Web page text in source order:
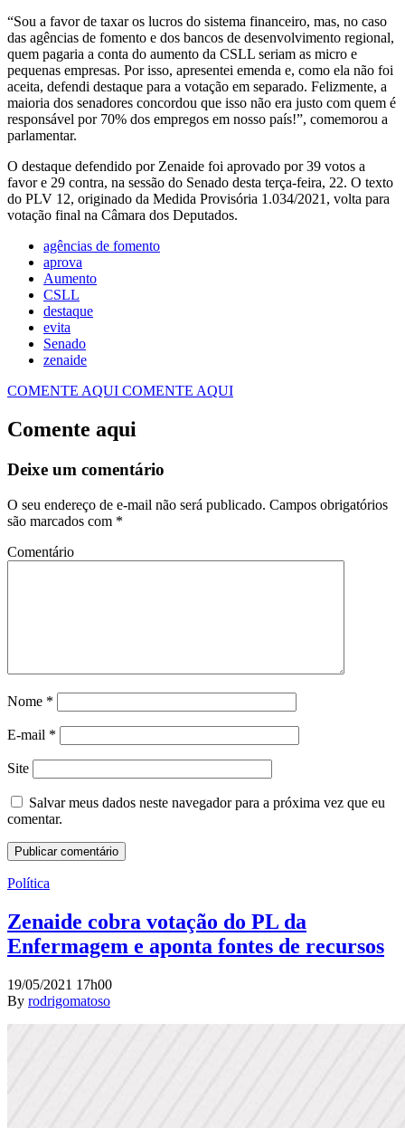
“Sou a favor de taxar os lucros do sistema financeiro, mas, no caso
das agências de fomento e dos bancos de desenvolvimento regional,
quem pagaria a conta do aumento da CSLL seriam as micro e
pequenas empresas. Por isso, apresentei emenda e, como ela não foi
aceita, defendi destaque para a votação em separado. Felizmente, a
maioria dos senadores concordou que isso não era justo com quem é
responsável por 70% dos empregos em nosso país!”, comemorou a
parlamentar.
O destaque defendido por Zenaide foi aprovado por 39 votos a
favor e 29 contra, na sessão do Senado desta terça-feira, 22. O texto
do PLV 12, originado da Medida Provisória 1.034/2021, volta para
votação final na Câmara dos Deputados.
agências de fomento
aprova
Aumento
CSLL
destaque
evita
Senado
zenaide
COMENTE AQUI COMENTE AQUI
Comente aqui
Deixe um comentário
O seu endereço de e-mail não será publicado. Campos obrigatórios
são marcados com *
Comentário
Nome *
E-mail *
Site
Salvar meus dados neste navegador para a próxima vez que eu
comentar.
Política
Zenaide cobra votação do PL da
Enfermagem e aponta fontes de recursos
19/05/2021 17h00
By rodrigomatoso